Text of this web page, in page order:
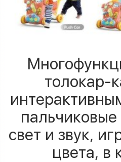
толокар-
свет и звук,
цвета, в